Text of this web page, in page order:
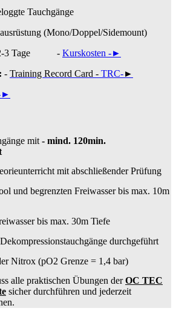
Tauchgänge
(Mono/Doppel/Sidemount)
3 Tage - Kurskosten -►
- Training Record Card - TRC-►
►
mit - mind. 120min.
mit abschließender Prüfung
und begrenzten Freiwasser bis max. 10m
bis max. 30m Tiefe
durchgeführt
Nitrox (pO2 Grenze = 1,4 bar)
alle praktischen Übungen derOC TEC
sicher durchführen und jederzeit